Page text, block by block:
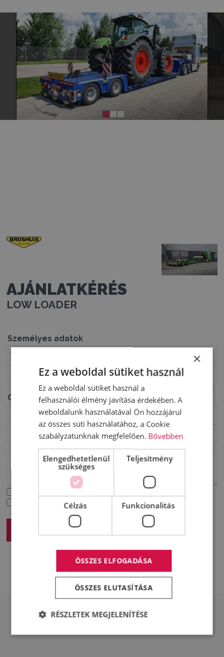
AJÁNLATKÉRÉS
LOW LOADER
Személyes adatok
Céges adatok
Hozzájárulok a kereskedelmi és marketing célú megkeresésekhez.
Ajánlatkérés elküldése
×
Ez a weboldal sütiket használ
Ez a weboldal sütiket használ a
felhasználói élmény javítása érdekében. A
weboldalunk használatával Ön hozzájárul
az összes süti használatához, a Cookie
szabályzatunknak megfelelően. Bővebben
Elengedhetetlenül
szükséges
Teljesítmény
Célzás Funkcionalitás
ÖSSZES ELFOGADÁSA
ÖSSZES ELUTASÍTÁSA
RÉSZLETEK MEGJELENÍTÉSE